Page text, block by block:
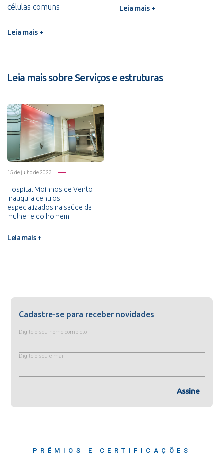
células comuns
Leia mais +
Leia mais +
Leia mais sobre Serviços e estruturas
15 de julho de 2023
Hospital Moinhos de Vento
inaugura centros
especializados na saúde da
mulher e do homem
Leia mais +
Cadastre-se para receber novidades
Digite o seu nome completo
Digite o seu e-mail
Assine
PRÊMIOS E CERTIFICAÇÕES